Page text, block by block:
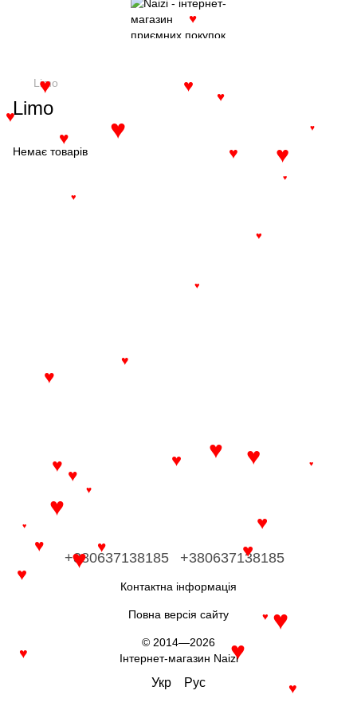
Limo
Limo
Немає товарів
+380637138185 +380637138185
Контактна інформація
Повна версія сайту
© 2014—2026
Інтернет-магазин Naizi
Укр Рус
♥
♥
♥
♥
♥
♥
♥
♥
♥
♥
♥
♥
♥
♥
♥
♥
♥
♥
♥
♥
♥
♥
♥
♥
♥
♥
♥
♥
♥
♥
♥
♥
♥
♥
♥
♥